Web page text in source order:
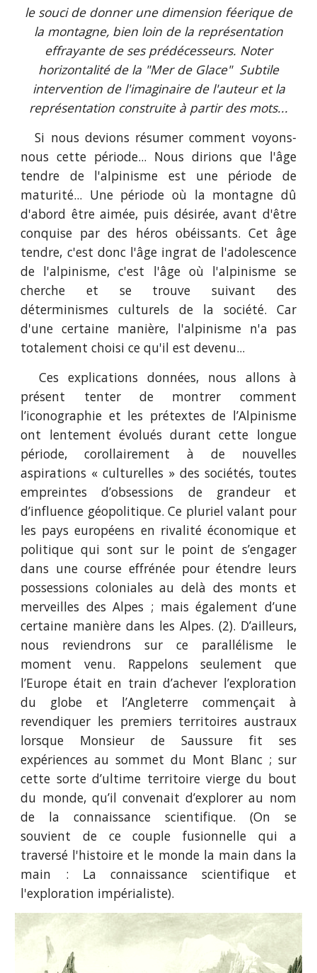
le souci de donner une dimension féerique de
la montagne, bien loin de la représentation
effrayante de ses prédécesseurs. Noter
horizontalité de la "Mer de Glace" Subtile
intervention de l'imaginaire de l'auteur et la
représentation construite à partir des mots...
Si nous devions résumer comment voyons-
nous cette période... Nous dirions que l'âge
tendre de l'alpinisme est une période de
maturité... Une période où la montagne dû
d'abord être aimée, puis désirée, avant d'être
conquise par des héros obéissants. Cet âge
tendre, c'est donc l'âge ingrat de l'adolescence
de l'alpinisme, c'est l'âge où l'alpinisme se
cherche et se trouve suivant des
déterminismes culturels de la société. Car
d'une certaine manière, l'alpinisme n'a pas
totalement choisi ce qu'il est devenu...
Ces explications données, nous allons à
présent tenter de montrer comment
l’iconographie et les prétextes de l’Alpinisme
ont lentement évolués durant cette longue
période, corollairement à de nouvelles
aspirations « culturelles » des sociétés, toutes
empreintes d’obsessions de grandeur et
d’influence géopolitique. Ce pluriel valant pour
les pays européens en rivalité économique et
politique qui sont sur le point de s’engager
dans une course effrénée pour étendre leurs
possessions coloniales au delà des monts et
merveilles des Alpes ; mais également d’une
certaine manière dans les Alpes. (2). D’ailleurs,
nous reviendrons sur ce parallélisme le
moment venu. Rappelons seulement que
l’Europe était en train d’achever l’exploration
du globe et l’Angleterre commençait à
revendiquer les premiers territoires austraux
lorsque Monsieur de Saussure fit ses
expériences au sommet du Mont Blanc ; sur
cette sorte d’ultime territoire vierge du bout
du monde, qu’il convenait d’explorer au nom
de la connaissance scientifique. (On se
souvient de ce couple fusionnelle qui a
traversé l'histoire et le monde la main dans la
main : La connaissance scientifique et
l'exploration impérialiste).